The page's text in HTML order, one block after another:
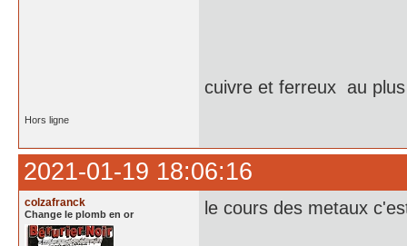
cuivre et ferreux au
Hors ligne
2021-01-19 18:06:16
colzafranck
Change le plomb en or le cours des metaux